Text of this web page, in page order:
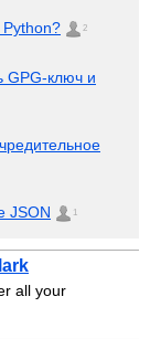
Python? 2
GPG-ключ и
JSON 1
all your